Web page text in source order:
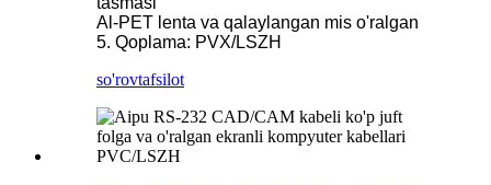
Al-PET lenta va qalaylangan mis o'ralgan
5. Qoplama: PVX/LSZH
so'rovtafsilot